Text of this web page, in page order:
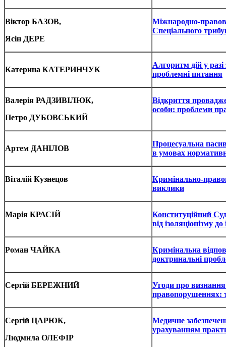
Віктор БАЗОВ,
Ясін ДЕРЕ
Міжнародно-
Спеціального
Катерина КАТЕРИНЧУК
Алгоритм дій у
проблемні питання
Валерія РАДЗИВІЛЮК,
Петро ДУБОВСЬКИЙ
Відкриття
особи: проблеми
Артем ДАНІЛОВ
Процесуальна
в умовах
Віталій Кузнецов
Кримінально-
виклики
Марія КРАСІЙ
Конституційний
від ізоляціонізму
Роман ЧАЙКА
Кримінальна
доктринальні
Сергій БЕРЕЖНИЙ
Угоди про
правопорушеннях:
Сергій ЦАРЮК,
Людмила ОЛЕФІР
Медичне
урахуванням